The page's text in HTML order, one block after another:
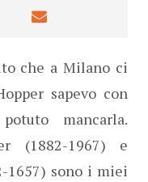
che a Milano ci
sapevo con
mancarla.
(1882-1967) e
1657) sono i miei